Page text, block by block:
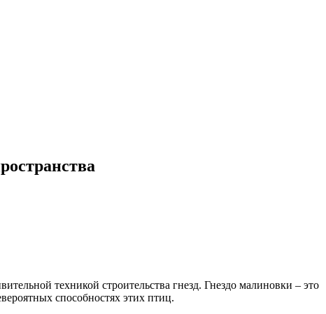
техникой строительства гнезд. Гнездо малиновки – это
способностях этих птиц.